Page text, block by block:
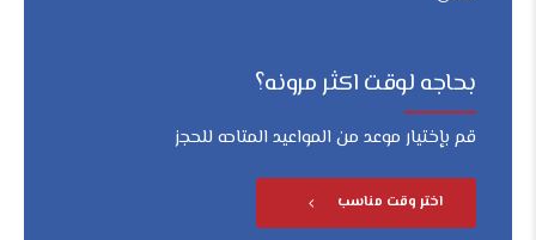
بحاجه لوقت اكثر مرونه؟
قم بإختيار موعد من المواعيد المتاحه للحجز
اختر وقت مناسب